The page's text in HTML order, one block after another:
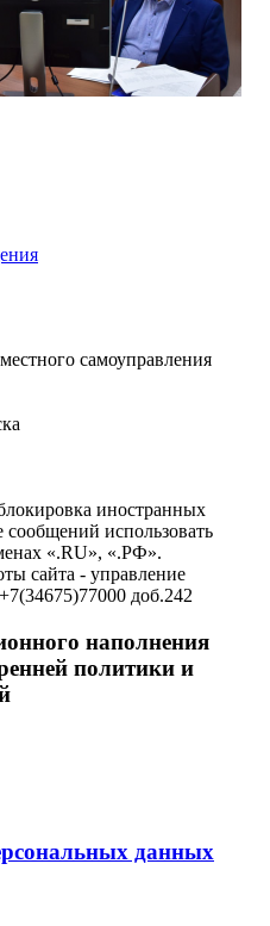
самоуправления
иностранных
использовать
«.RU», «.РФ».
сайта - управление
доб.242
наполнения
политики и
данных